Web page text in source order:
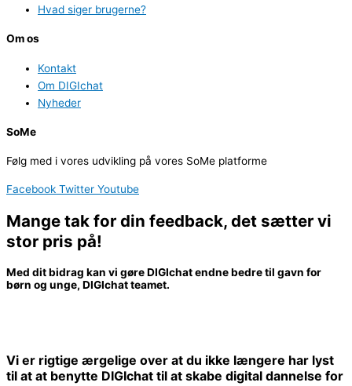
Hvad siger brugerne?
Om os
Kontakt
Om DIGIchat
Nyheder
SoMe
Følg med i vores udvikling på vores SoMe platforme
Facebook Twitter Youtube
Mange tak for din feedback, det sætter vi
stor pris på!
Med dit bidrag kan vi gøre DIGIchat endne bedre til gavn for
børn og unge, DIGIchat teamet.
Vi er rigtige ærgelige over at du ikke længere har lyst
til at at benytte DIGIchat til at skabe digital dannelse for